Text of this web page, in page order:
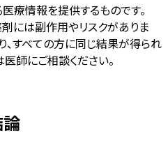
療情報を提供するものです。
には副作用やリスクがありま
、すべての方に同じ結果が得られ
師にご相談ください。